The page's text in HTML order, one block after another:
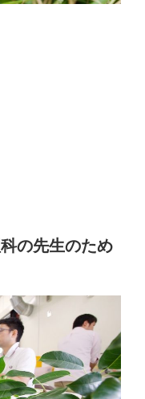
の先生のため